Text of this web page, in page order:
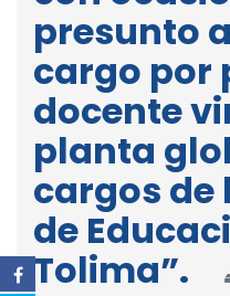
presunto
cargo por
docente
planta
cargos de
de
Tolima”.